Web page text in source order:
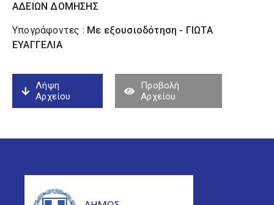
ΑΔΕΙΩΝ ΔΟΜΗΣΗΣ
Υπογράφοντες : Με εξουσιοδότηση - ΓΙΩΤΑ
ΕΥΑΓΓΕΛΙΑ
Λήψη
Αρχείου
Προβολή
Αρχείου